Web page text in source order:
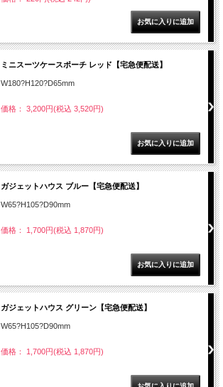
ミニスーツケースポーチ レッド【宅急便配送】
W180?H120?D65mm
価格： 3,200円(税込 3,520円)
ガジェットハウス ブルー【宅急便配送】
W65?H105?D90mm
価格： 1,700円(税込 1,870円)
ガジェットハウス グリーン【宅急便配送】
W65?H105?D90mm
価格： 1,700円(税込 1,870円)